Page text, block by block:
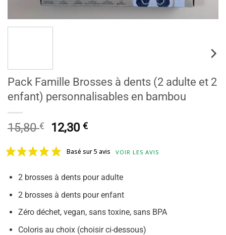
Pack Famille Brosses à dents (2 adulte et 2
enfant) personnalisables en bambou
15,80€
Le
initial
15,80 €.
12,30€Le
actuel
12,30 €.
Basé sur 5 avis VOIR LES AVIS
2 brosses à dents pour adulte
2 brosses à dents pour enfant
Zéro déchet, vegan, sans toxine, sans BPA
Coloris au choix (choisir ci-dessous)